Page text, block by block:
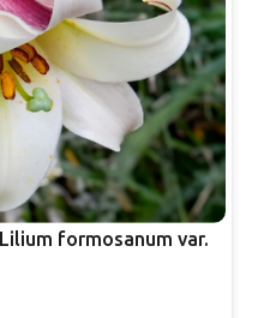
formosanum var.